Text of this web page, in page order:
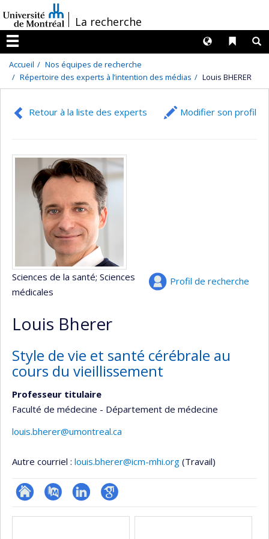
au
contenu
/La recherche
Menu
Liens
Langues
Accueil
Nos équipes de recherche
Répertoire des experts à l’intention des médias
Louis BHERER
Retour à la liste des experts Modifier son profil
Profil de recherche
Sciences de la santé; Sciences
médicales
Louis Bherer
Style de vie et santé cérébrale au
cours du vieillissement
Professeur titulaire
Faculté de médecine - Département de médecine
louis.bherer@umontreal.ca
Autre courriel : louis.bherer@icm-mhi.org (Travail)
Site
PubMedLinkedInGoogle
Médias